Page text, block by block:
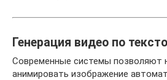
Генерация видео по
Современные системы позволяют
анимировать изображение